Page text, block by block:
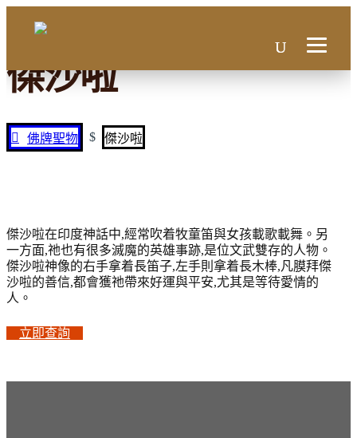
傑沙啦
佛牌聖物 $ 傑沙啦
傑沙啦在印度神話中,經常吹着牧童笛與女孩載歌載舞。另
一方面,祂也有很多滅魔的英雄事跡,是位文武雙存的人物。
傑沙啦神像的右手拿着長笛子,左手則拿着長木棒,凡膜拜傑
沙啦的善信,都會獲祂帶來好運與平安,尤其是等待愛情的
人。
立即查詢